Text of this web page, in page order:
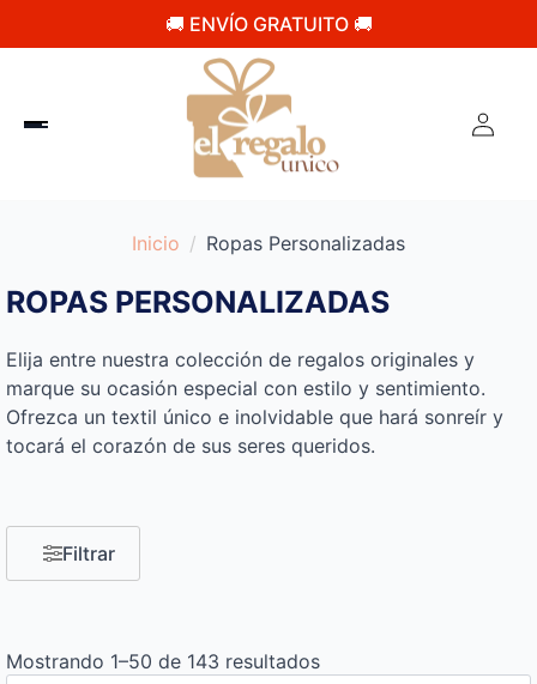
🚚 ENVÍO GRATUITO 🚚
Inicio Ropas Personalizadas
ROPAS PERSONALIZADAS
Elija entre nuestra colección de regalos originales y
marque su ocasión especial con estilo y sentimiento.
Ofrezca un textil único e inolvidable que hará sonreír y
tocará el corazón de sus seres queridos.
Filtrar
Mostrando 1–50 de 143 resultados